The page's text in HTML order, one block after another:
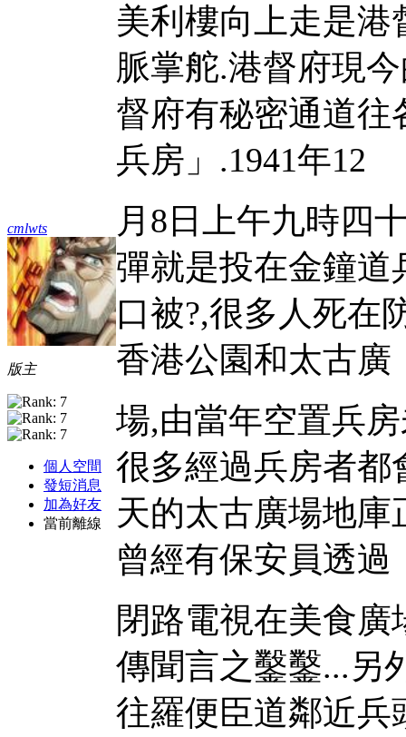
cmlwts
版主
個人空間
發短消息
加為好友
當前離線
美利樓向上走是
脈掌舵.港督府現
督府有秘密通道往
兵房」.1941年12
月8日上午九時四
彈就是投在金鐘道
口被?,很多人死在
香港公園和太古廣
場,由當年空置兵
很多經過兵房者都
天的太古廣場地
曾經有保安員透過
閉路電視在美食
傳聞言之鑿鑿...另
往羅便臣道鄰近兵